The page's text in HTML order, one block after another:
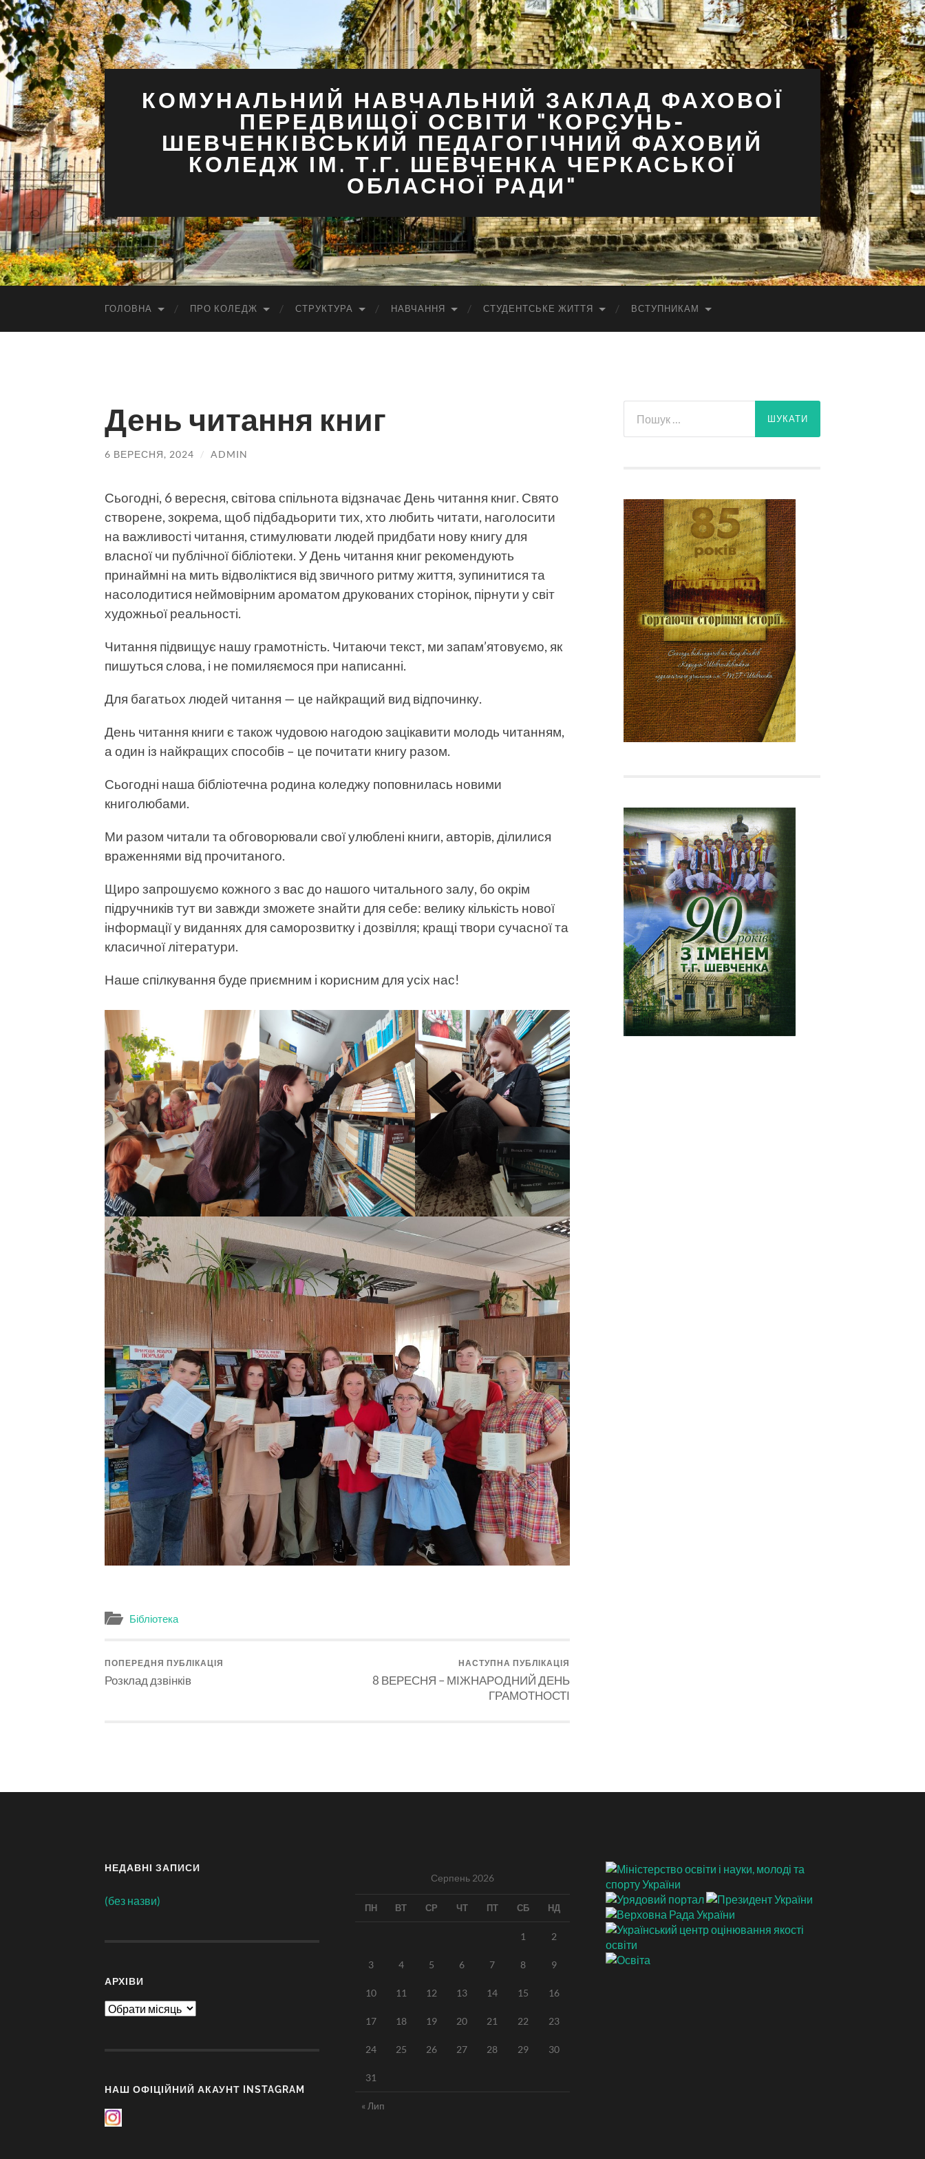
КОМУНАЛЬНИЙ НАВЧАЛЬНИЙ ЗАКЛАД ФАХОВОЇ
ПЕРЕДВИЩОЇ ОСВІТИ "КОРСУНЬ-
ШЕВЧЕНКІВСЬКИЙ ПЕДАГОГІЧНИЙ ФАХОВИЙ
КОЛЕДЖ ІМ. Т.Г. ШЕВЧЕНКА ЧЕРКАСЬКОЇ
ОБЛАСНОЇ РАДИ"
ГОЛОВНА ПРО КОЛЕДЖ СТРУКТУРА НАВЧАННЯ СТУДЕНТСЬКЕ ЖИТТЯ ВСТУПНИКАМ
День читання книг
6 ВЕРЕСНЯ, 2024 / ADMIN
Сьогодні, 6 вересня, світова спільнота відзначає День читання книг. Свято
створене, зокрема, щоб підбадьорити тих, хто любить читати, наголосити
на важливості читання, стимулювати людей придбати нову книгу для
власної чи публічної бібліотеки. У День читання книг рекомендують
принаймні на мить відволіктися від звичного ритму життя, зупинитися та
насолодитися неймовірним ароматом друкованих сторінок, пірнути у світ
художньої реальності.
Читання підвищує нашу грамотність. Читаючи текст, ми запам’ятовуємо, як
пишуться слова, і не помиляємося при написанні.
Для багатьох людей читання — це найкращий вид відпочинку.
День читання книги є також чудовою нагодою зацікавити молодь читанням,
а один із найкращих способів – це почитати книгу разом.
Сьогодні наша бібліотечна родина коледжу поповнилась новими
книголюбами.
Ми разом читали та обговорювали свої улюблені книги, авторів, ділилися
враженнями від прочитаного.
Щиро запрошуємо кожного з вас до нашого читального залу, бо окрім
підручників тут ви завжди зможете знайти для себе: велику кількість нової
інформації у виданнях для саморозвитку і дозвілля; кращі твори сучасної та
класичної літератури.
Наше спілкування буде приємним і корисним для усіх нас!
Бібліотека
ПОПЕРЕДНЯ ПУБЛІКАЦІЯ
Розклад дзвінків
НАСТУПНА ПУБЛІКАЦІЯ
8 ВЕРЕСНЯ – МІЖНАРОДНИЙ ДЕНЬ
ГРАМОТНОСТІ
НЕДАВНІ ЗАПИСИ
(без назви)
АРХІВИ
Архіви
НАШ ОФІЦІЙНИЙ АКАУНТ INSTAGRAM
Серпень 2026
ПН ВТ СР ЧТ ПТ СБ НД
1 2
3 4 5 6 7 8 9
10 11 12 13 14 15 16
17 18 19 20 21 22 23
24 25 26 27 28 29 30
31
« Лип